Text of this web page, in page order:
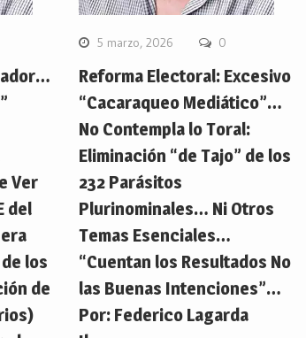
Ver
del
los
de
5 marzo, 2026 0
Reforma Electoral: Excesivo
“Cacaraqueo Mediático”…
No Contempla lo Toral:
Eliminación “de Tajo” de los
232 Parásitos
Plurinominales… Ni Otros
Temas Esenciales…
“Cuentan los Resultados No
las Buenas Intenciones”…
Por: Federico Lagarda